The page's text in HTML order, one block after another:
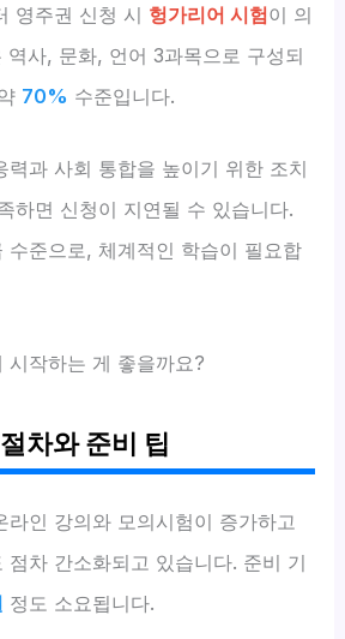
영주권 신청 시 헝가리어 시험이 의
역사, 문화, 언어 3과목으로 구성되
70% 수준입니다.
력과 사회 통합을 높이기 위한 조치
하면 신청이 지연될 수 있습니다.
수준으로, 체계적인 학습이 필요합
시작하는 게 좋을까요?
차와 준비 팁
라인 강의와 모의시험이 증가하고
점차 간소화되고 있습니다. 준비 기
정도 소요됩니다.